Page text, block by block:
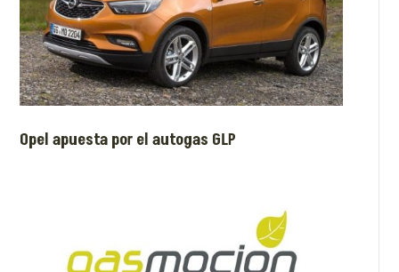
Opel apuesta por el autogas GLP